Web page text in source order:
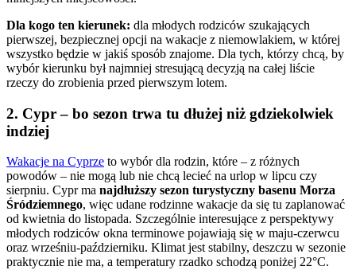
Dla kogo ten kierunek: dla młodych rodziców szukających
pierwszej, bezpiecznej opcji na wakacje z niemowlakiem, w której
wszystko będzie w jakiś sposób znajome. Dla tych, którzy chcą, by
wybór kierunku był najmniej stresującą decyzją na całej liście
rzeczy do zrobienia przed pierwszym lotem.
2. Cypr – bo sezon trwa tu dłużej niż gdziekolwiek
indziej
Wakacje na Cyprze to wybór dla rodzin, które – z różnych
powodów – nie mogą lub nie chcą lecieć na urlop w lipcu czy
sierpniu. Cypr ma najdłuższy sezon turystyczny basenu Morza
Śródziemnego, więc udane rodzinne wakacje da się tu zaplanować
od kwietnia do listopada. Szczególnie interesujące z perspektywy
młodych rodziców okna terminowe pojawiają się w maju-czerwcu
oraz wrześniu-październiku. Klimat jest stabilny, deszczu w sezonie
praktycznie nie ma, a temperatury rzadko schodzą poniżej 22°C.